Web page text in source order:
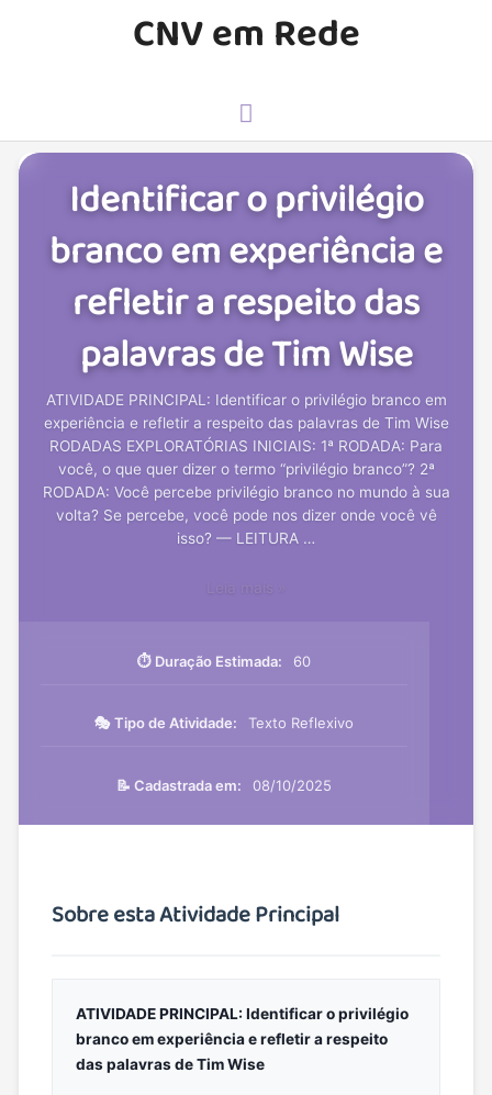
CNV em Rede
Identificar o privilégio
branco em experiência e
refletir a respeito das
palavras de Tim Wise
ATIVIDADE PRINCIPAL: Identificar o privilégio branco em
experiência e refletir a respeito das palavras de Tim Wise
RODADAS EXPLORATÓRIAS INICIAIS: 1ª RODADA: Para
você, o que quer dizer o termo “privilégio branco”? 2ª
RODADA: Você percebe privilégio branco no mundo à sua
volta? Se percebe, você pode nos dizer onde você vê
isso? — LEITURA …
⏱️ Duração Estimada: 60
🎭 Tipo de Atividade: Texto Reflexivo
📝 Cadastrada em: 08/10/2025
Sobre esta Atividade Principal
ATIVIDADE PRINCIPAL: Identificar o privilégio
branco em experiência e refletir a respeito
das palavras de Tim Wise